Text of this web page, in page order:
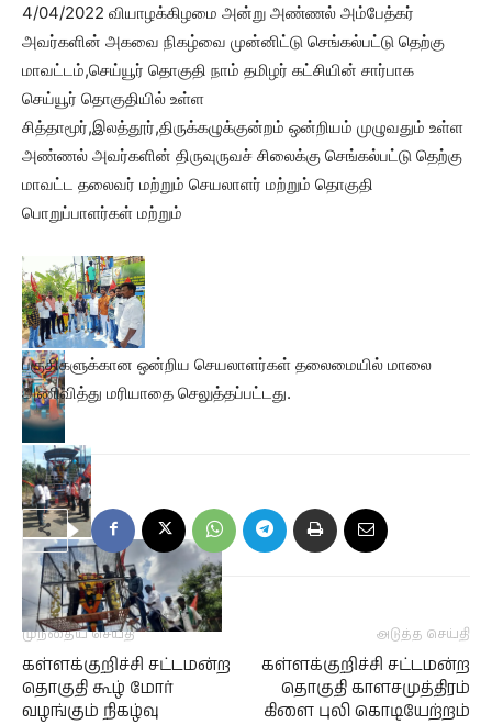
4/04/2022 வியாழக்கிழமை அன்று அண்ணல் அம்பேத்கர்
அவர்களின் அகவை நிகழ்வை முன்னிட்டு செங்கல்பட்டு தெற்கு
மாவட்டம்,செய்யூர் தொகுதி நாம் தமிழர் கட்சியின் சார்பாக
செய்யூர் தொகுதியில் உள்ள
சித்தாமூர்,இலத்தூர்,திருக்கழுக்குன்றம் ஒன்றியம் முழுவதும் உள்ள
அண்ணல் அவர்களின் திருவுருவச் சிலைக்கு செங்கல்பட்டு தெற்கு
மாவட்ட தலைவர் மற்றும் செயலாளர் மற்றும் தொகுதி
பொறுப்பாளர்கள் மற்றும்
பகுதிகளுக்கான ஒன்றிய செயலாளர்கள் தலைமையில் மாலை
அணிவித்து மரியாதை செலுத்தப்பட்டது.
முந்தைய செய்தி
கள்ளக்குறிச்சி சட்டமன்ற
தொகுதி கூழ் மோர்
வழங்கும் நிகழ்வு
அடுத்த செய்தி
கள்ளக்குறிச்சி சட்டமன்ற
தொகுதி காளசமுத்திரம்
கிளை புலி கொடியேற்றம்